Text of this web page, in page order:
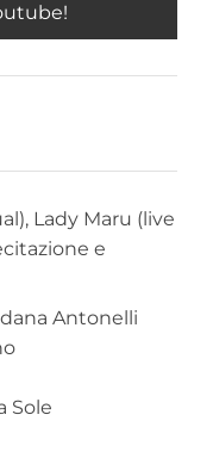
Lady Maru (live
e
Antonelli
Sole